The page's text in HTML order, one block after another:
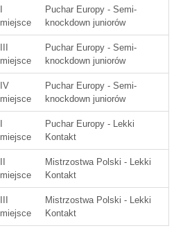
miejsce
Puchar Europy - Semi-
knockdown juniorów
miejsce
Puchar Europy - Semi-
knockdown juniorów
IV
miejsce
Puchar Europy - Semi-
knockdown juniorów
miejsce
Puchar Europy - Lekki
Kontakt
miejsce
Mistrzostwa Polski - Lekki
Kontakt
miejsce
Mistrzostwa Polski - Lekki
Kontakt